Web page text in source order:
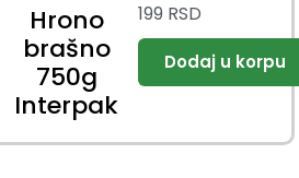
Hrono
brašno
750g
Interpak
199 RSD